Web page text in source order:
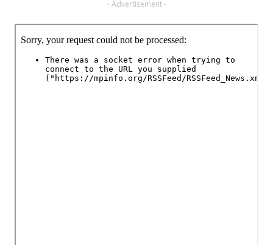
- Advertisement -